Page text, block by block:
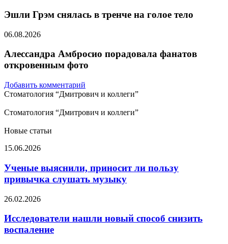
Эшли Грэм снялась в тренче на голое тело
06.08.2026
Алессандра Амбросио порадовала фанатов
откровенным фото
Добавить комментарий
Стоматология “Дмитрович и коллеги”
Стоматология “Дмитрович и коллеги”
Новые статьи
Ученые
приносит
ли
пользу
слушать
15.06.2026
Ученые выяснили, приносит ли пользу
привычка слушать музыку
Исследователи
новый
снизить
26.02.2026
Исследователи нашли новый способ снизить
воспаление